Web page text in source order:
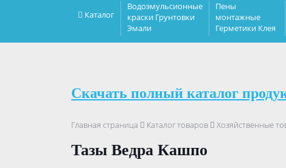
Каталог
Водоэмульсионные
краски Грунтовки
Эмали
Пены
монтажные
Герметики Клея
Скачать полный каталог
Главная страница Каталог товаров Хозяйственные
Тазы Ведра Кашпо